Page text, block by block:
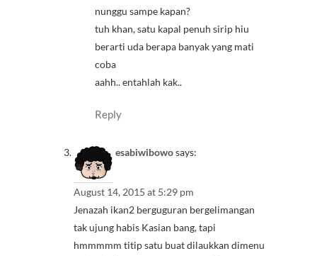
nunggu sampe kapan?
tuh khan, satu kapal penuh sirip hiu
berarti uda berapa banyak yang mati
coba
aahh.. entahlah kak..
Reply
esabiwibowosays:
August 14, 2015 at 5:29 pm
Jenazah ikan2 berguguran bergelimangan
tak ujung habis Kasian bang, tapi
hmmmmm titip satu buat dilaukkan dimenu